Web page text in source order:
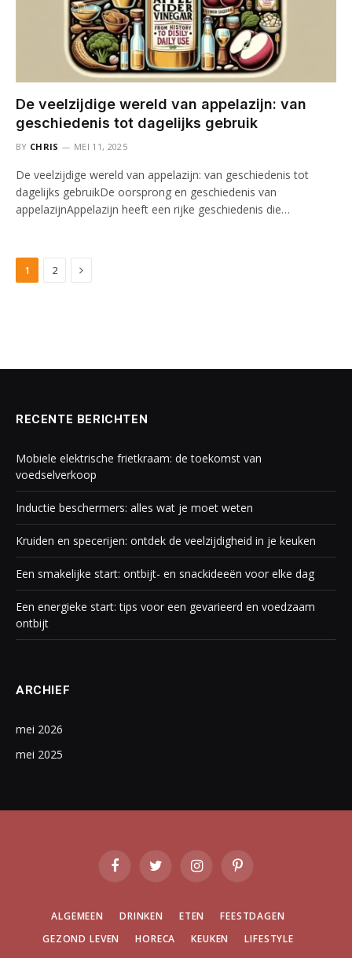
De veelzijdige wereld van appelazijn: van
geschiedenis tot dagelijks gebruik
BY CHRIS MEI 11, 2025
De veelzijdige wereld van appelazijn: van geschiedenis tot
dagelijks gebruikDe oorsprong en geschiedenis van
appelazijnAppelazijn heeft een rijke geschiedenis die…
1 2 Next
RECENTE BERICHTEN
Mobiele elektrische frietkraam: de toekomst van
voedselverkoop
Inductie beschermers: alles wat je moet weten
Kruiden en specerijen: ontdek de veelzijdigheid in je keuken
Een smakelijke start: ontbijt- en snackideeën voor elke dag
Een energieke start: tips voor een gevarieerd en voedzaam
ontbijt
ARCHIEF
mei 2026
mei 2025
FacebookTwitter InstagramPinterest
ALGEMEEN DRINKEN ETEN
FEESTDAGEN
GEZOND LEVEN
HORECA KEUKEN
LIFESTYLE